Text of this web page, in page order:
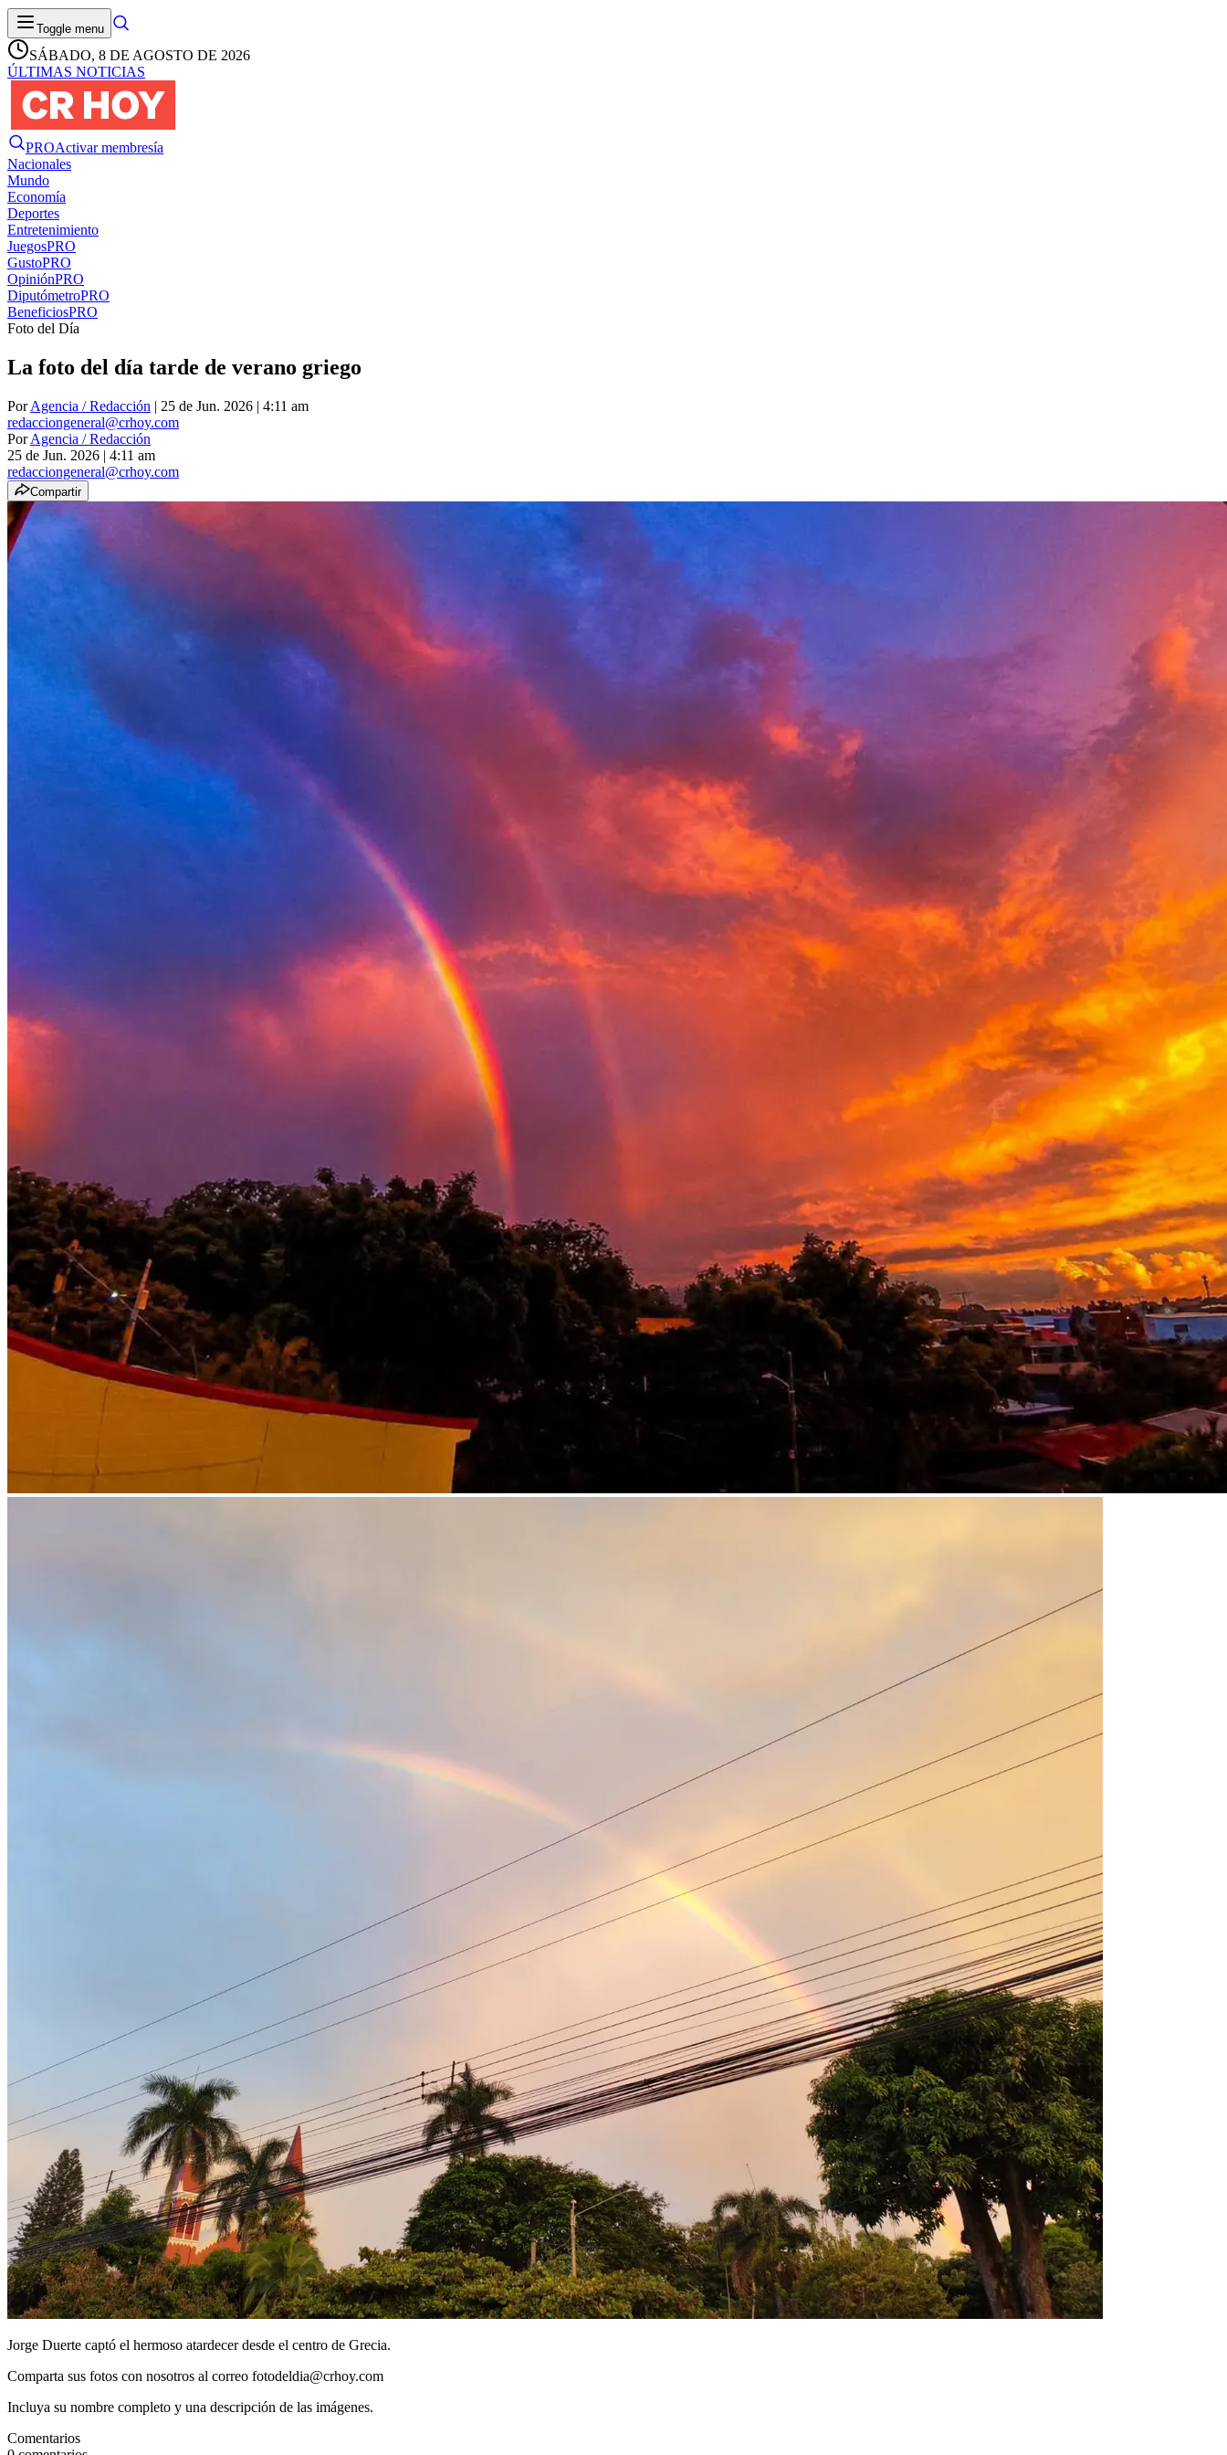
Toggle menu
SÁBADO, 8 DE AGOSTO DE 2026
ÚLTIMAS NOTICIAS
PROActivar membresía
Nacionales
Mundo
Economía
Deportes
Entretenimiento
JuegosPRO
GustoPRO
OpiniónPRO
DiputómetroPRO
BeneficiosPRO
Foto del Día
La foto del día tarde de verano griego
PorAgencia / Redacción | 25 de Jun. 2026 | 4:11 am
redacciongeneral@crhoy.com
PorAgencia / Redacción
25 de Jun. 2026 | 4:11 am
redacciongeneral@crhoy.com
Compartir
Jorge Duerte captó el hermoso atardecer desde el centro de Grecia.
Comparta sus fotos con nosotros al correo fotodeldia@crhoy.com
Incluya su nombre completo y una descripción de las imágenes.
Comentarios